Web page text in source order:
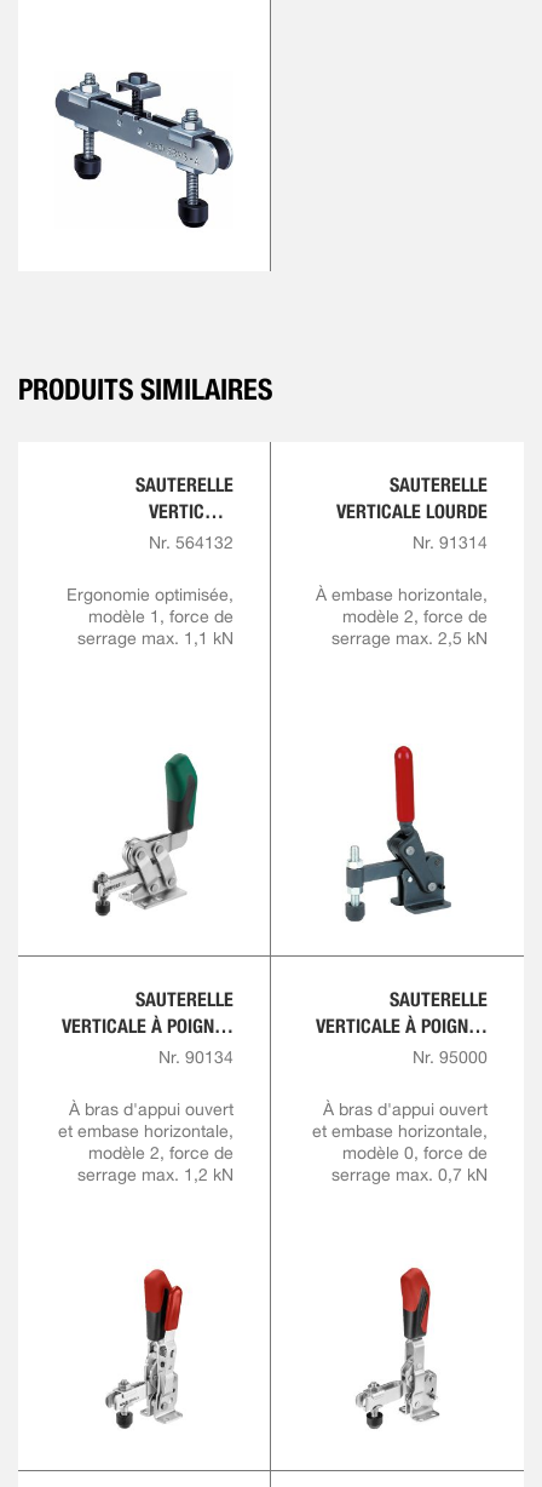
PRODUITS SIMILAIRES
SAUTERELLE
VERTICALE
COMFORTLINE
Nr. 564132
Ergonomie optimisée,
modèle 1, force de
serrage max. 1,1 kN
SAUTERELLE
VERTICALE LOURDE
Nr. 91314
À embase horizontale,
modèle 2, force de
serrage max. 2,5 kN
SAUTERELLE
VERTICALE À POIGNÉE
ROUGE AVEC
SÉCURITÉ
Nr. 90134
À bras d'appui ouvert
et embase horizontale,
modèle 2, force de
serrage max. 1,2 kN
SAUTERELLE
VERTICALE À POIGNÉE
ROUGE
Nr. 95000
À bras d'appui ouvert
et embase horizontale,
modèle 0, force de
serrage max. 0,7 kN